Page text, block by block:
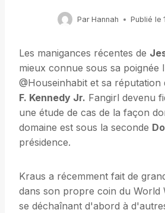
Par Hannah Publié le
Les manigances récentes de
mieux connue sous sa poignée
@Houseinhabit et sa réputation
F. Kennedy Jr. Fangirl devenu
une étude de cas de la façon
domaine est sous la seconde
présidence.
Kraus a récemment fait de
dans son propre coin du World
se déchaînant d'abord à